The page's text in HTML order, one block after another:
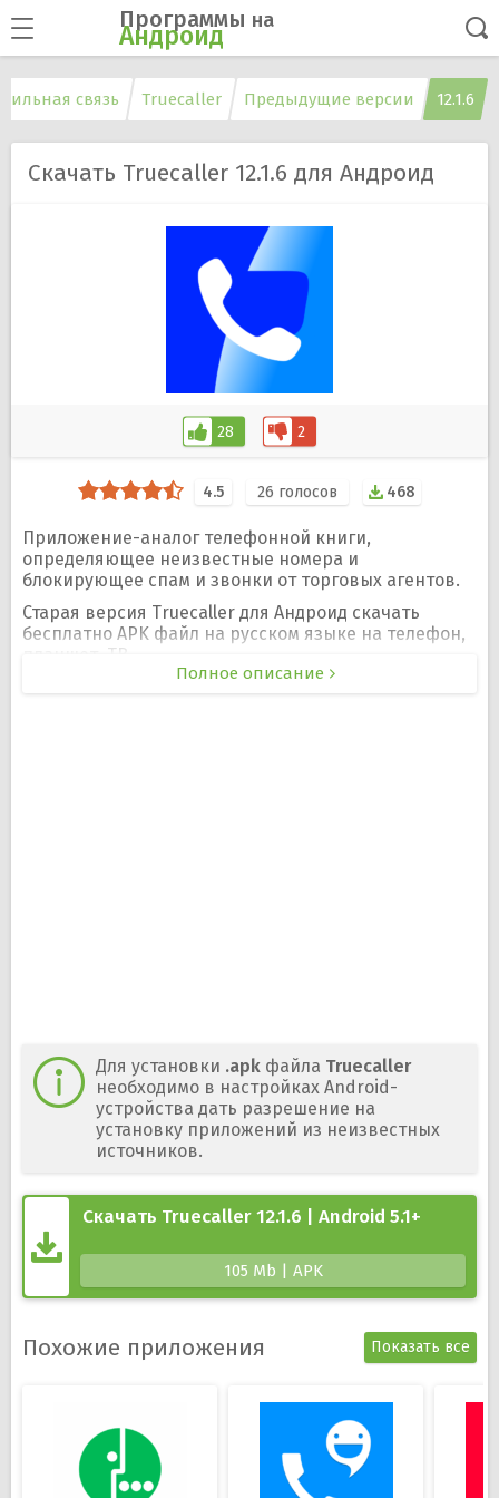
Программы на
Андроид
связь Truecaller Предыдущие версии 12.1.6
Скачать Truecaller 12.1.6 для Андроид
28 2
4.5 26 голосов 468
Приложение-аналог телефонной книги,
определяющее неизвестные номера и
блокирующее спам и звонки от торговых агентов.
Старая версия Truecaller для Андроид скачать
бесплатно APK файл на русском языке на телефон,
планшет, ТВ.
Полное описание
Для установки .apk файла Truecaller
необходимо в настройках Android-
устройства дать разрешение на
установку приложений из неизвестных
источников.
Скачать Truecaller 12.1.6 | Android 5.1+
105 Mb | APK
Похожие приложения Показать все